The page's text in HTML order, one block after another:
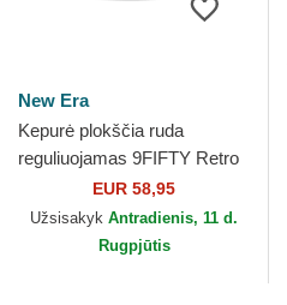
New Era
Kepurė plokščia ruda
reguliuojamas 9FIFTY Retro
Crown Wool Pinstripe Detroit
Tigers MLB New Era
EUR 58,95
Užsisakyk Antradienis, 11 d.
Rugpjūtis